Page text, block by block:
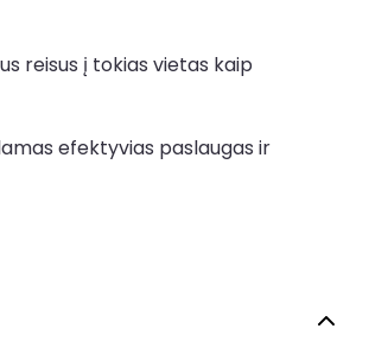
reisus į tokias vietas kaip
efektyvias paslaugas ir